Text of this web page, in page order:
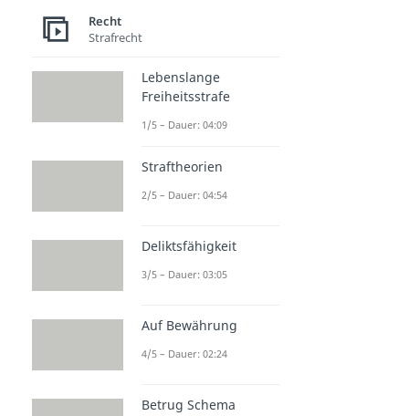
Recht
Strafrecht
Lebenslange
Freiheitsstrafe
1/5 – Dauer: 04:09
Straftheorien
2/5 – Dauer: 04:54
Deliktsfähigkeit
3/5 – Dauer: 03:05
Auf Bewährung
4/5 – Dauer: 02:24
Betrug Schema